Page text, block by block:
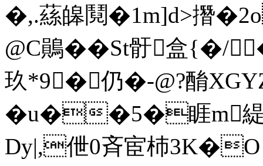
�,.蕬皞鬩�1m]d>撍
@C鶰��St骬盒{�/
玖*9�仍�-@?酳XGYZ艛
�u��5�睚m緹
Dy|,伳0斉宦 杮